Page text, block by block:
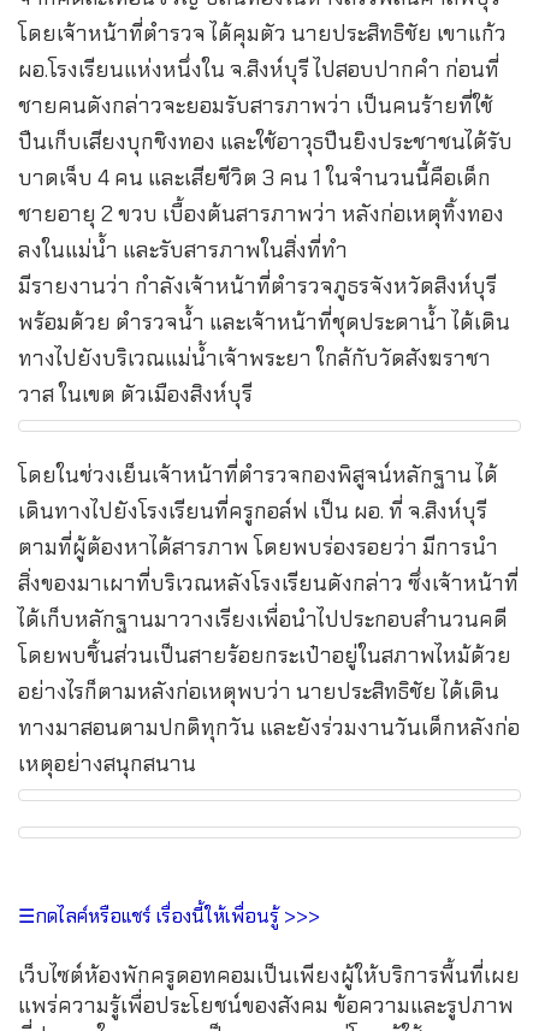
โดยเจ้าหน้าที่ตำรวจ ได้คุมตัว นายประสิทธิชัย เขาแก้ว
ผอ.โรงเรียนแห่งหนึ่งใน จ.สิงห์บุรี ไปสอบปากคำ ก่อนที่
ชายคนดังกล่าวจะยอมรับสารภาพว่า เป็นคนร้ายที่ใช้
ปืนเก็บเสียงบุกชิงทอง และใช้อาวุธปืนยิงประชาชนได้รับ
บาดเจ็บ 4 คน และเสียชีวิต 3 คน 1 ในจำนวนนี้คือเด็ก
ชายอายุ 2 ขวบ เบื้องต้นสารภาพว่า หลังก่อเหตุทิ้งทอง
ลงในแม่น้ำ และรับสารภาพในสิ่งที่ทำ
มีรายงานว่า กำลังเจ้าหน้าที่ตำรวจภูธรจังหวัดสิงห์บุรี
พร้อมด้วย ตำรวจน้ำ และเจ้าหน้าที่ชุดประดาน้ำ ได้เดิน
ทางไปยังบริเวณแม่น้ำเจ้าพระยา ใกล้กับวัดสังฆราชา
วาส ในเขต ตัวเมืองสิงห์บุรี
โดยในช่วงเย็นเจ้าหน้าที่ตำรวจกองพิสูจน์หลักฐาน ได้
เดินทางไปยังโรงเรียนที่ครูกอล์ฟ เป็น ผอ. ที่ จ.สิงห์บุรี
ตามที่ผู้ต้องหาได้สารภาพ โดยพบร่องรอยว่า มีการนำ
สิ่งของมาเผาที่บริเวณหลังโรงเรียนดังกล่าว ซึ่งเจ้าหน้าที่
ได้เก็บหลักฐานมาวางเรียงเพื่อนำไปประกอบสำนวนคดี
โดยพบชิ้นส่วนเป็นสายร้อยกระเป๋าอยู่ในสภาพไหม้ด้วย
อย่างไรก็ตามหลังก่อเหตุพบว่า นายประสิทธิชัย ได้เดิน
ทางมาสอนตามปกติทุกวัน และยังร่วมงานวันเด็กหลังก่อ
เหตุอย่างสนุกสนาน
☰กดไลค์หรือแชร์ เรื่องนี้ให้เพื่อนรู้ >>>
เว็บไซต์ห้องพักครูดอทคอมเป็นเพียงผู้ให้บริการพื้นที่เผย
แพร่ความรู้เพื่อประโยชน์ของสังคม ข้อความและรูปภาพ